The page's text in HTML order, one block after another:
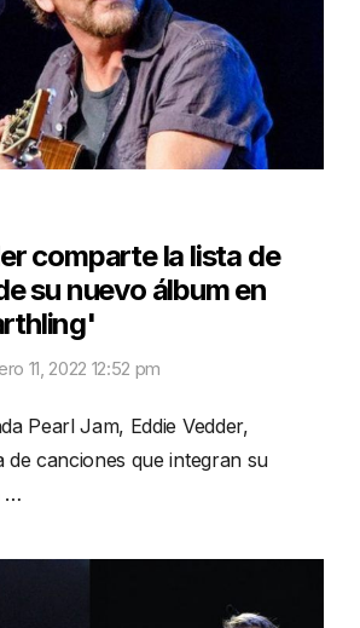
comparte la lista de
su nuevo álbum en
11, 2022 12:52 pm
Pearl Jam, Eddie Vedder,
de canciones que integran su
…